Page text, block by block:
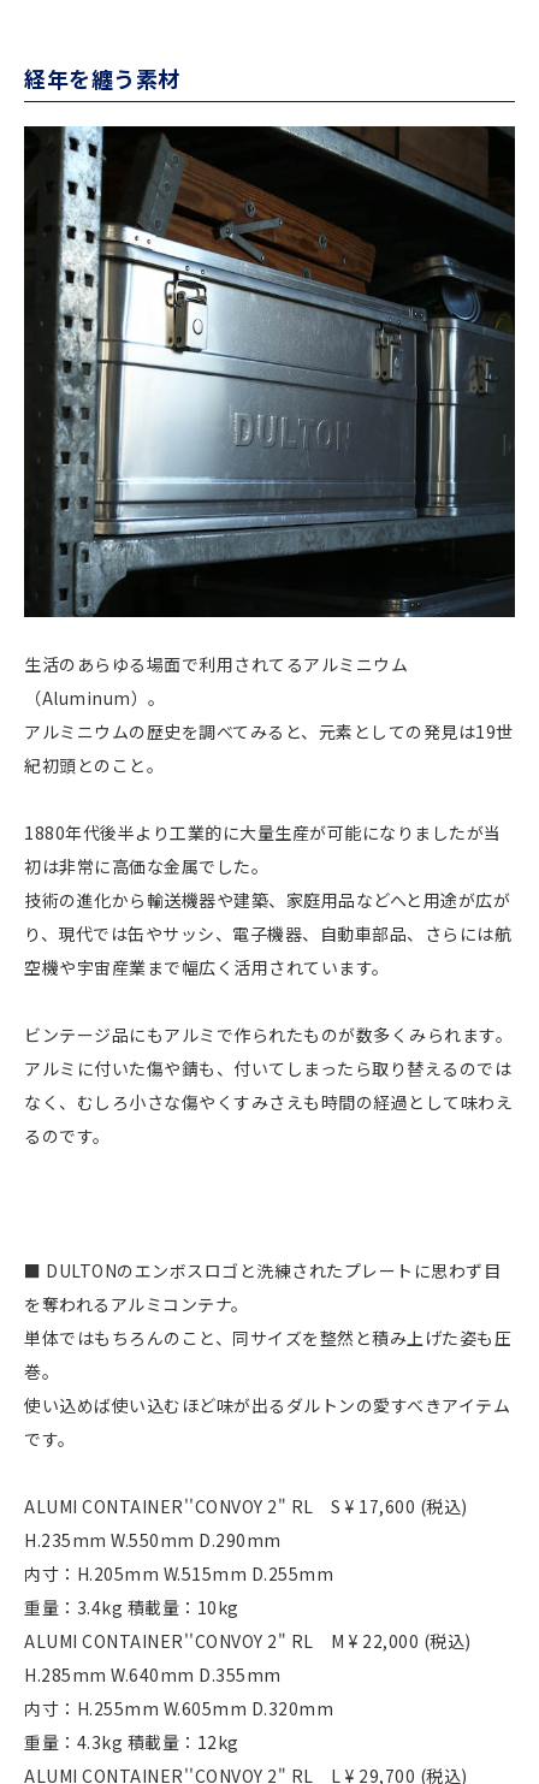
経年を纏う素材
生活のあらゆる場面で利用されてるアルミニウム
（Aluminum）。
アルミニウムの歴史を調べてみると、元素としての発見は19世
紀初頭とのこと。
1880年代後半より工業的に大量生産が可能になりましたが当
初は非常に高価な金属でした。
技術の進化から輸送機器や建築、家庭用品などへと用途が広が
り、現代では缶やサッシ、電子機器、自動車部品、さらには航
空機や宇宙産業まで幅広く活用されています。
ビンテージ品にもアルミで作られたものが数多くみられます。
アルミに付いた傷や錆も、付いてしまったら取り替えるのでは
なく、むしろ小さな傷やくすみさえも時間の経過として味わえ
るのです。
■ DULTONのエンボスロゴと洗練されたプレートに思わず目
を奪われるアルミコンテナ。
単体ではもちろんのこと、同サイズを整然と積み上げた姿も圧
巻。
使い込めば使い込むほど味が出るダルトンの愛すべきアイテム
です。
ALUMI CONTAINER''CONVOY 2" RL S ¥ 17,600 (税込)
H.235mm W.550mm D.290mm
内寸：H.205mm W.515mm D.255mm
重量：3.4kg 積載量：10kg
ALUMI CONTAINER''CONVOY 2" RL M ¥ 22,000 (税込)
H.285mm W.640mm D.355mm
内寸：H.255mm W.605mm D.320mm
重量：4.3kg 積載量：12kg
ALUMI CONTAINER''CONVOY 2" RL L ¥ 29,700 (税込)